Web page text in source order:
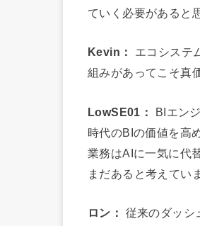
ていく必要があると
Kevin：
エコシステ
組みがあってこそ真
LowSE01：
BIエン
時代のBIの価値を高
業務はAIに一気に代
まだあると考えてい
ロン：
従来のダッシ